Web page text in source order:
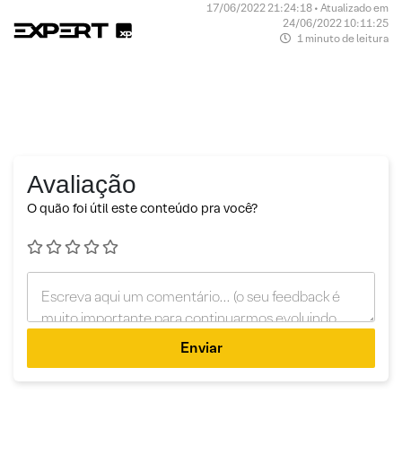
17/06/2022 21:24:18 • Atualizado em
24/06/2022 10:11:25
1 minuto de leitura
Avaliação
O quão foi útil este conteúdo pra você?
Enviar